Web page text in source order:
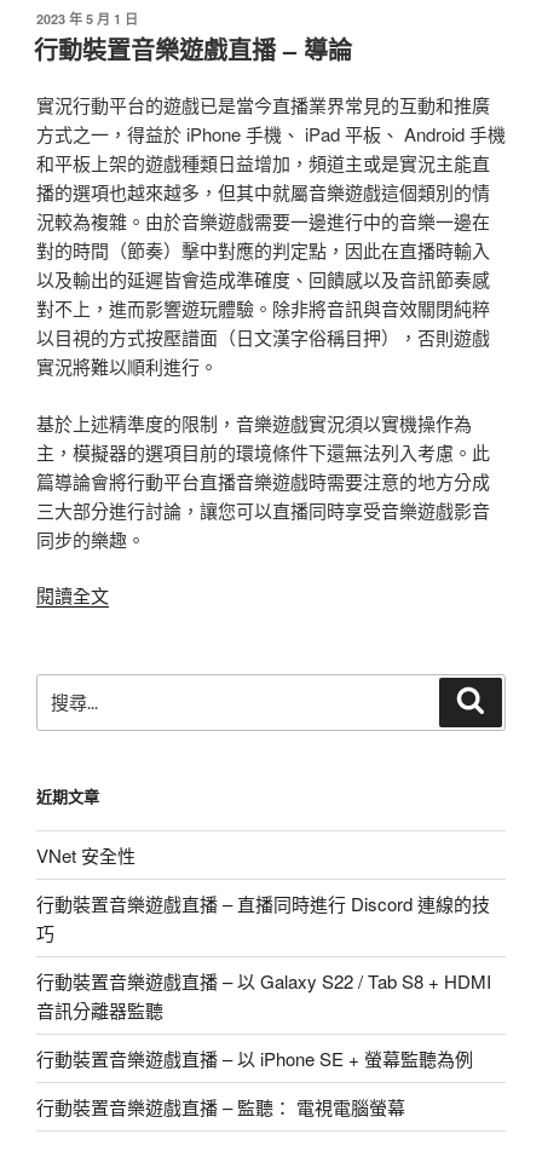
Android
平
裝
置
樂
遊
戲
直
播
訊
號
源：
iOS
台〉
發
佈
於
2023 年 5 月 1 日
行動裝置音樂遊戲直播 – 導論
實況行動平台的遊戲已是當今直播業界常見的互動和推廣
方式之一，得益於 iPhone 手機、 iPad 平板、 Android 手機
和平板上架的遊戲種類日益增加，頻道主或是實況主能直
播的選項也越來越多，但其中就屬音樂遊戲這個類別的情
況較為複雜。由於音樂遊戲需要一邊進行中的音樂一邊在
對的時間（節奏）擊中對應的判定點，因此在直播時輸入
以及輸出的延遲皆會造成準確度、回饋感以及音訊節奏感
對不上，進而影響遊玩體驗。除非將音訊與音效關閉純粹
以目視的方式按壓譜面（日文漢字俗稱目押），否則遊戲
實況將難以順利進行。
基於上述精準度的限制，音樂遊戲實況須以實機操作為
主，模擬器的選項目前的環境條件下還無法列入考慮。此
篇導論會將行動平台直播音樂遊戲時需要注意的地方分成
三大部分進行討論，讓您可以直播同時享受音樂遊戲影音
同步的樂趣。
閱讀全文〈行
置
樂
直
播
–
導
尋
字:
近期文章
VNet 安全性
行動裝置音樂遊戲直播 – 直播同時進行 Discord 連線的技
巧
行動裝置音樂遊戲直播 – 以 Galaxy S22 / Tab S8 + HDMI
音訊分離器監聽
行動裝置音樂遊戲直播 – 以 iPhone SE + 螢幕監聽為例
行動裝置音樂遊戲直播 – 監聽： 電視電腦螢幕